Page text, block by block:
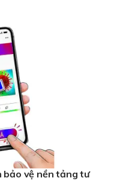
bảo vệ nền tảng tư